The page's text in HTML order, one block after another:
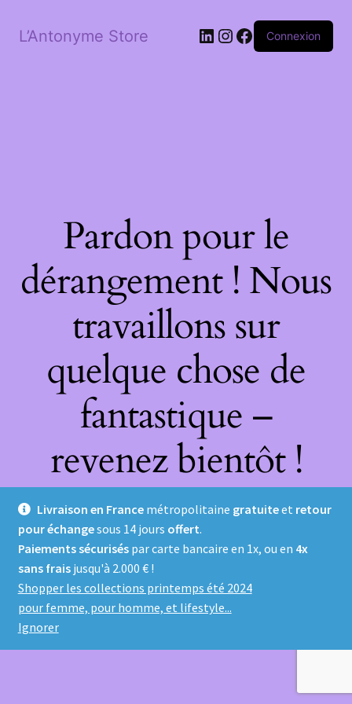
Livraison en France métropolitaine gratuiteet retour
pour échangesous 14 jours offert.
Paiements sécuriséspar carte bancaire en 1x, ou en 4x
sans fraisjusqu'à 2.000 € !
Shopper les collections printemps été 2024
pour femme, pour homme, et lifestyle...
Ignorer
L’Antonyme Store LinkedIn
Instagram
Facebook
Connexion
Pardon pour le
dérangement ! Nous
travaillons sur
quelque chose de
fantastique –
revenez bientôt !